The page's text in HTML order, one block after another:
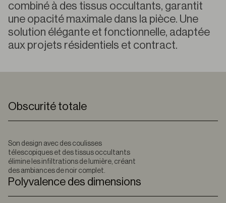
combiné à des tissus occultants, garantit
une opacité maximale dans la pièce. Une
solution élégante et fonctionnelle, adaptée
aux projets résidentiels et contract.
Obscurité totale
Son design avec des coulisses
télescopiques et des tissus occultants
élimine les infiltrations de lumière, créant
des ambiances de noir complet.
Polyvalence des dimensions